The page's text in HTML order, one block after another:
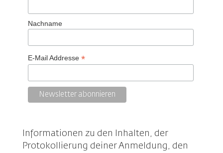
Nachname
E-Mail Addresse *
Informationen zu den Inhalten, der
Protokollierung deiner Anmeldung, den